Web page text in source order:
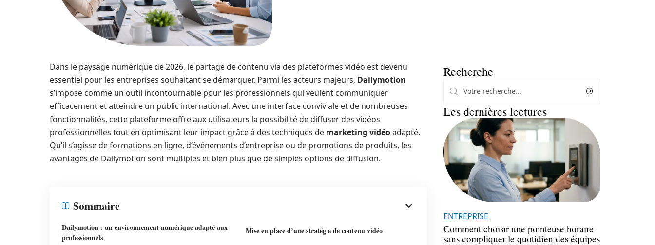
Dans le paysage numérique de 2026, le partage de contenu via des plateformes vidéo est devenu
essentiel pour les entreprises souhaitant se démarquer. Parmi les acteurs majeurs, Dailymotion
s’impose comme un outil incontournable pour les professionnels qui veulent communiquer
efficacement et atteindre un public international. Avec une interface conviviale et de nombreuses
fonctionnalités, cette plateforme offre aux utilisateurs la possibilité de diffuser des vidéos
professionnelles tout en optimisant leur impact grâce à des techniques de marketing vidéoadapté.
Qu’il s’agisse de formations en ligne, d’événements d’entreprise ou de promotions de produits, les
avantages de Dailymotion sont multiples et bien plus que de simples options de diffusion.
Sommaire
Dailymotion : un environnement numérique adapté aux
professionnels
Mise en place d’une stratégie de contenu vidéo
Recherche
Les dernières lectures
ENTREPRISE
Comment choisir une pointeuse horaire
sans compliquer le quotidien des équipes